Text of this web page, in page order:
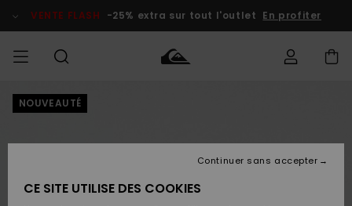
l'information
le
VENTE FLASH -25% extra sur tout l'outlet En profiter
HOMME
Accessoires
Accessoires
FEMME
Nouveautés
Enfant
Snow
Enfant
Nederlands
NOUVEAUTÉ
CE SITE UTILISE DES COOKIES
Continuer sans accepter